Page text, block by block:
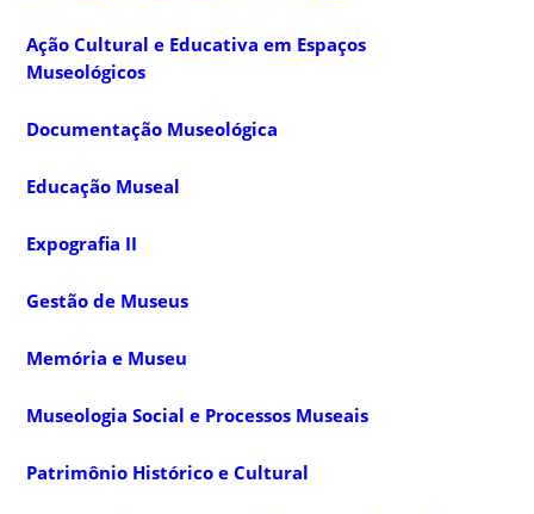
Ação Cultural e Educativa em Espaços
Museológicos
Documentação Museológica
Educação Museal
Expografia II
Gestão de Museus
Memória e Museu
Museologia Social e Processos Museais
Patrimônio Histórico e Cultural